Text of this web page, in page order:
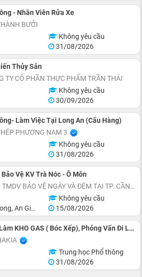
- Nhân Viên Rửa Xe
BƯỞI
Không yêu cầu
31/08/2026
Thủy Sản
TY CỔ PHẦN THỰC PHẨM TRẦN THÁI
Không yêu cầu
30/09/2026
Làm Việc Tại Long An (Cẩu Hàng)
PHƯƠNG NAM 3
Không yêu cầu
31/08/2026
Vệ KV Trà Nóc - Ô Môn
CN CTY CỔ PHẦN TMDV BẢO VỆ NGÀY VÀ ĐÊM TẠI TP. CẦN THƠ
Không yêu cầu
Hậu Giang
15/08/2026
NAM Công Nhân Làm KHO GAS ( Bóc Xếp), Phỏng Vấn Đi Làm Liền
Trung học Phổ thông
31/08/2026